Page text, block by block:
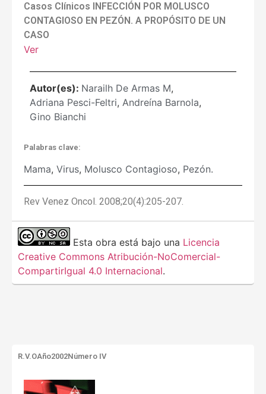
Casos Clínicos INFECCIÓN POR MOLUSCO
CONTAGIOSO EN PEZÓN. A PROPÓSITO DE UN
CASO
Ver
Autor(es): Narailh De Armas M,
Adriana Pesci-Feltri, Andreína Barnola,
Gino Bianchi
Palabras clave:
Mama, Virus, Molusco Contagioso, Pezón.
Rev Venez Oncol. 2008;20(4):205-207.
Esta obra está bajo una Licencia
Creative Commons Atribución-NoComercial-
CompartirIgual 4.0 Internacional.
R.V.OAño2002Número IV